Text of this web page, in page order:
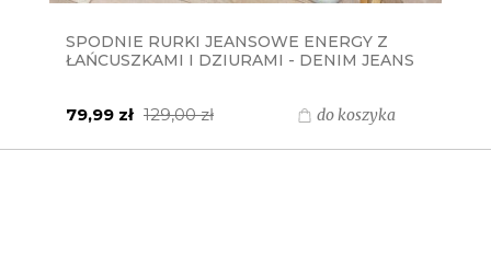
SPODNIE RURKI JEANSOWE ENERGY Z
ŁAŃCUSZKAMI I DZIURAMI - DENIM JEANS
79,99 zł 129,00 zł do koszyka